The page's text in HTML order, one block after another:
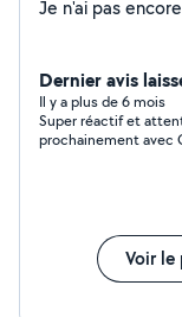
Dernier avis
Il y a plus de 6 mois
Super réactif et
prochainement avec
Voir le